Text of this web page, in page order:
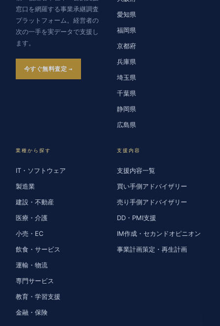
窓口を網羅する事業承継調査
プラットフォーム。経営者の
次の一手を実データで支援し
ます。
今すぐ無料査定
愛知県
福岡県
京都府
兵庫県
埼玉県
千葉県
静岡県
広島県
業種から探す
IT・ソフトウェア
製造業
建設・不動産
医療・介護
小売・EC
飲食・サービス
運輸・物流
専門サービス
教育・学習支援
金融・保険
支援内容
支援内容一覧
買い手側アドバイザリー
売り手側アドバイザリー
DD・PMI支援
IM作成・セカンドオピニオン
事業計画策定・再生計画